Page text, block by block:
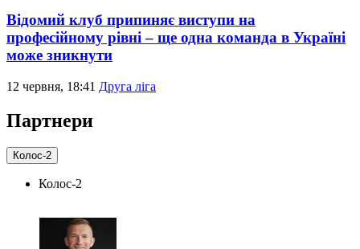
Відомий клуб припиняє виступи на
професійному рівні – ще одна команда в Україні
може зникнути
12 червня, 18:41 Друга ліга
Партнери
Колос-2
Колос-2